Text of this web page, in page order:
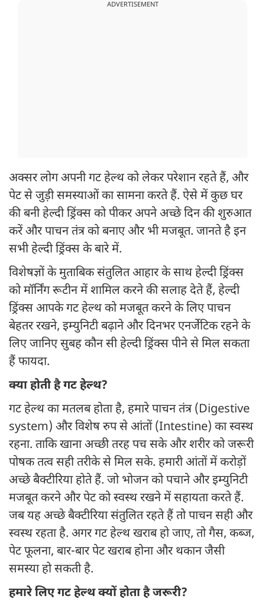
ADVERTISEMENT
अक्सर लोग अपनी गट हेल्थ को लेकर परेशान रहते हैं, और
पेट से जुड़ी समस्याओं का सामना करते हैं. ऐसे में कुछ घर
की बनी हेल्दी ड्रिंक्स को पीकर अपने अच्छे दिन की शुरुआत
करें और पाचन तंत्र को बनाए और भी मजबूत. जानते है इन
सभी हेल्दी ड्रिंक्स के बारे में.
विशेषज्ञों के मुताबिक संतुलित आहार के साथ हेल्दी ड्रिंक्स
को मॉर्निंग रूटीन में शामिल करने की सलाह देते हैं, हेल्दी
ड्रिंक्स आपके गट हेल्थ को मजबूत करने के लिए पाचन
बेहतर रखने, इम्युनिटी बढ़ाने और दिनभर एनर्जेटिक रहने के
लिए जानिए सुबह कौन सी हेल्दी ड्रिंक्स पीने से मिल सकता
हैं फायदा.
क्या होती है गट हेल्थ?
गट हेल्थ का मतलब होता है, हमारे पाचन तंत्र (Digestive
system) और विशेष रुप से आंतों (Intestine) का स्वस्थ
रहना. ताकि खाना अच्छी तरह पच सके और शरीर को जरूरी
पोषक तत्व सही तरीके से मिल सके. हमारी आंतों में करोड़ों
अच्छे बैक्टीरिया होते हैं. जो भोजन को पचाने और इम्युनिटी
मजबूत करने और पेट को स्वस्थ रखने में सहायता करते हैं.
जब यह अच्छे बैक्टीरिया संतुलित रहते हैं तो पाचन सही और
स्वस्थ रहता है. अगर गट हेल्थ खराब हो जाए, तो गैस, कब्ज,
पेट फूलना, बार-बार पेट खराब होना और थकान जैसी
समस्या हो सकती है.
हमारे लिए गट हेल्थ क्यों होता है जरूरी?